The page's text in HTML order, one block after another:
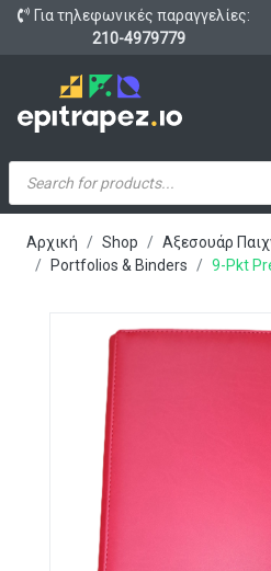
Για τηλεφωνικές παραγγελίες:
210-4979779
Products
search
Αρχική Shop
Αξεσουάρ
Portfolios & Binders
9-Pkt